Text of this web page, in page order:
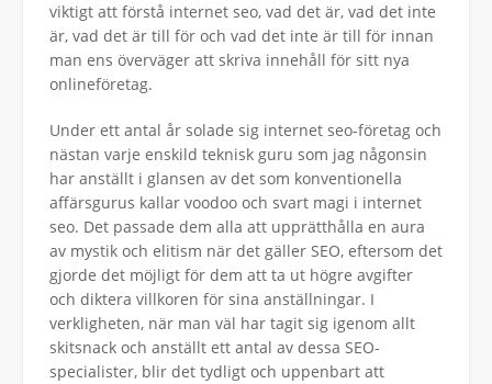
viktigt att förstå internet seo, vad det är, vad det inte
är, vad det är till för och vad det inte är till för innan
man ens överväger att skriva innehåll för sitt nya
onlineföretag.
Under ett antal år solade sig internet seo-företag och
nästan varje enskild teknisk guru som jag någonsin
har anställt i glansen av det som konventionella
affärsgurus kallar voodoo och svart magi i internet
seo. Det passade dem alla att upprätthålla en aura
av mystik och elitism när det gäller SEO, eftersom det
gjorde det möjligt för dem att ta ut högre avgifter
och diktera villkoren för sina anställningar. I
verkligheten, när man väl har tagit sig igenom allt
skitsnack och anställt ett antal av dessa SEO-
specialister, blir det tydligt och uppenbart att